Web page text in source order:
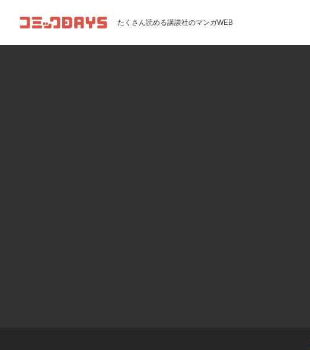
コミックDAYS たくさん読める講談社のマンガWEB